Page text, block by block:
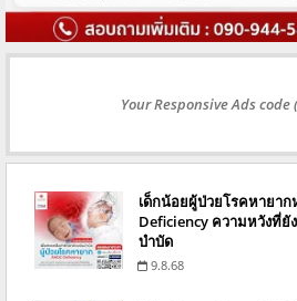
Your Responsive Ads code
เด็กน้อยผู้ป่วยโรคหายาก
Deficiency ความหวังที่ยั
บำบัด
9.8.68